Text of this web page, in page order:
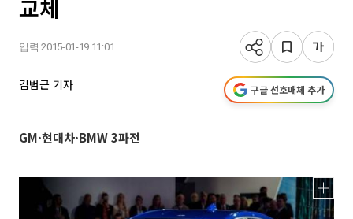
교체
입력 2015-01-19 11:01
김범근 기자 구글 선호매체 추가
GM·현대차·BMW 3파전